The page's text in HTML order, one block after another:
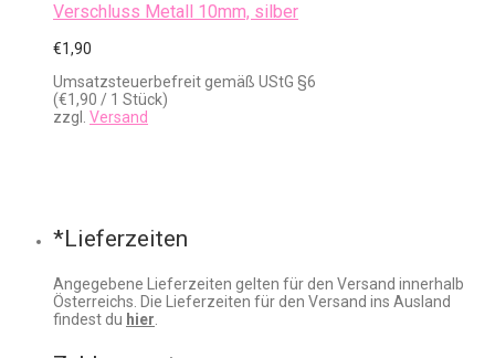
Verschluss Metall 10mm, silber
€1,90
Umsatzsteuerbefreit gemäß UStG §6
(€1,90 / 1 Stück)
zzgl. Versand
*Lieferzeiten
Angegebene Lieferzeiten gelten für den Versand innerhalb
Österreichs. Die Lieferzeiten für den Versand ins Ausland
findest du hier